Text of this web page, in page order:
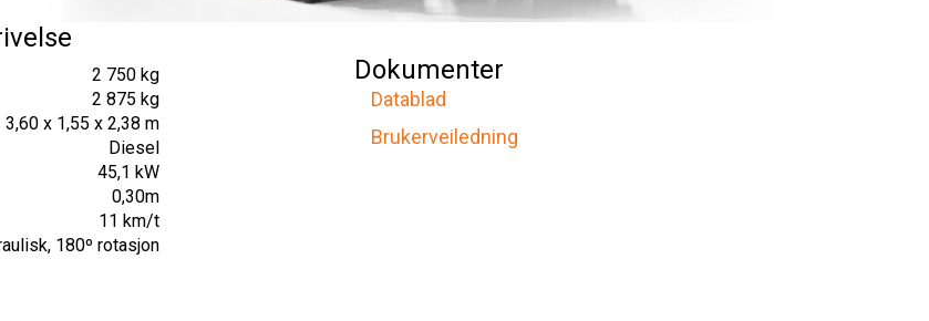
2 750 kg
2 875 kg
3,60 x 1,55 x 2,38 m
Diesel
45,1 kW
0,30m
11 km/t
180º rotasjon
Dokumenter
Datablad
Brukerveiledning